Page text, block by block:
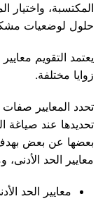
المكتسبة، واختيار
حلول لوضعيات
يعتمد التقويم
زوايا مختلفة.
تحدد المعايير صفات
تحديدها عند صياغة
بعضها عن بعض
معايير الحد الأدنى،
معايير الحد